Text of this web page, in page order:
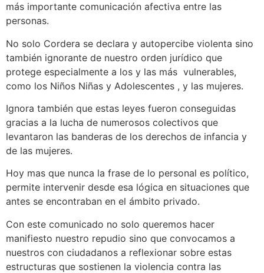
más importante comunicación afectiva entre las
personas.
No solo Cordera se declara y autopercibe violenta sino
también ignorante de nuestro orden jurídico que
protege especialmente a los y las más vulnerables,
como los Niños Niñas y Adolescentes , y las mujeres.
Ignora también que estas leyes fueron conseguidas
gracias a la lucha de numerosos colectivos que
levantaron las banderas de los derechos de infancia y
de las mujeres.
Hoy mas que nunca la frase de lo personal es político,
permite intervenir desde esa lógica en situaciones que
antes se encontraban en el ámbito privado.
Con este comunicado no solo queremos hacer
manifiesto nuestro repudio sino que convocamos a
nuestros con ciudadanos a reflexionar sobre estas
estructuras que sostienen la violencia contra las